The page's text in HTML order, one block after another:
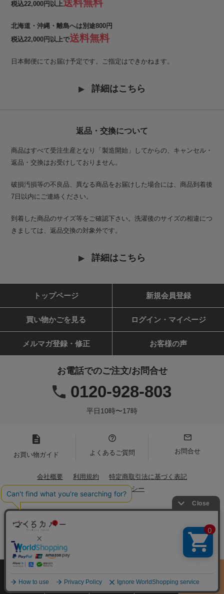
税込22,000円以上送料無料
北海道・沖縄・離島へは別途800円
税込22,000円以上で送料無料
日本郵便にてお届け予定です。ご指定はできかねます。
詳細はこちら
返品・交換について
商品はすべて受注生産となり「製造開始」してからの、キャンセル・
返品・交換はお受けしておりません。
破損汚損等の不良品、異なる商品をお届けした場合には、商品到着後
7日以内にご連絡ください。
到着した商品のサイズ等をご確認下さい。洗濯後のサイズの相違につ
きましては、返品交換の対象外です。
詳細はこちら
トップページ 新規会員登録
買い物かごを見る ログイン・マイページ
メルマガ登録・修正 お客様の声
お電話でのご注文/お問合せ
0120-928-803
平日10時〜17時
お買い物ガイド よくあるご質問 お問合せ
会社概要 利用規約
特定商取引法に基づく表記
プライバシーポリシー
商品をさがす
サイズ
お買物ガイド カート